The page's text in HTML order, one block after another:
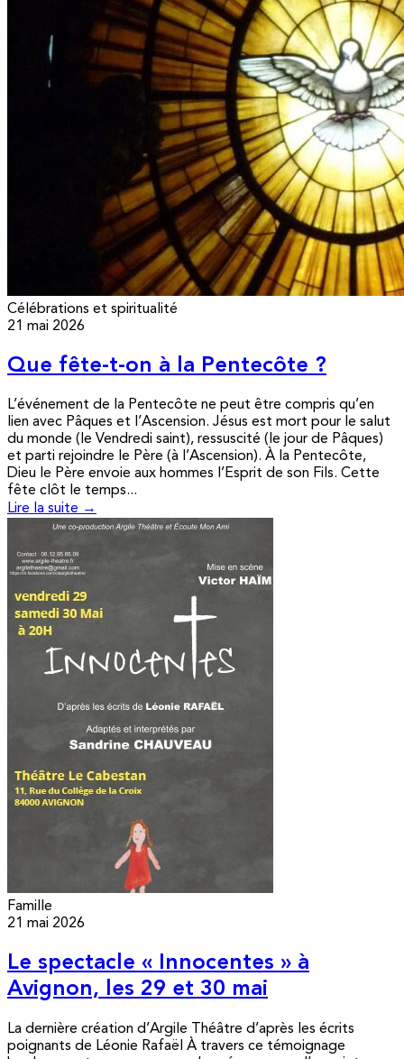
Célébrations et spiritualité
21 mai 2026
Que fête-t-on à la Pentecôte ?
L’événement de la Pentecôte ne peut être compris qu’en
lien avec Pâques et l’Ascension. Jésus est mort pour le salut
du monde (le Vendredi saint), ressuscité (le jour de Pâques)
et parti rejoindre le Père (à l’Ascension). À la Pentecôte,
Dieu le Père envoie aux hommes l’Esprit de son Fils. Cette
fête clôt le temps...
Lire la suite →
Famille
21 mai 2026
Le spectacle « Innocentes » à
Avignon, les 29 et 30 mai
La dernière création d’Argile Théâtre d’après les écrits
poignants de Léonie Rafaël À travers ce témoignage